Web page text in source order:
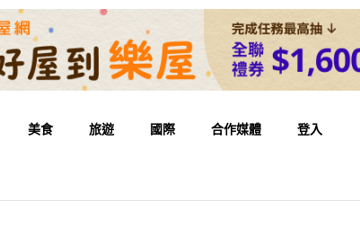
美食 旅遊 國際 合作媒體 登入